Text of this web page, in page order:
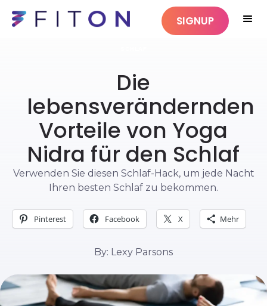
SIGNUP
Die
lebensverändernden
Vorteile von Yoga
Nidra für den Schlaf
Verwenden Sie diesen Schlaf-Hack, um jede Nacht
Ihren besten Schlaf zu bekommen.
Pinterest Facebook X Mehr
By: Lexy Parsons